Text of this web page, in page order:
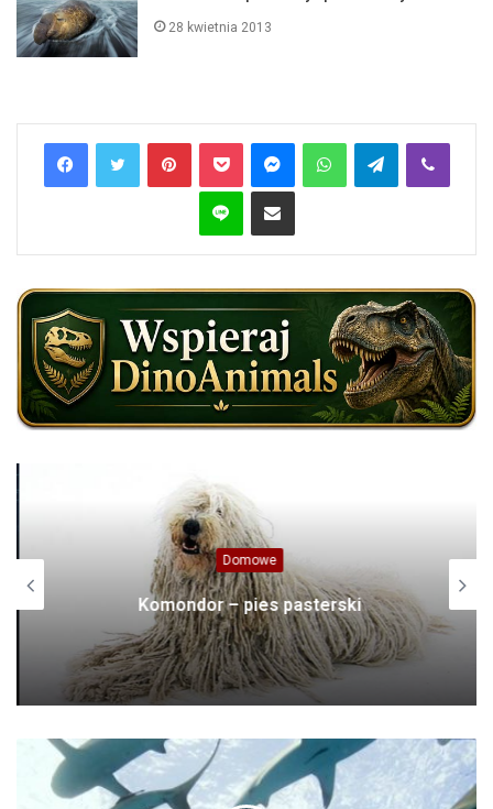
28 kwietnia 2013
PinterestPocket MessengerWhatsAppTelegramViber
Line Share via Email
Domowe
Komondor – pies pasterski